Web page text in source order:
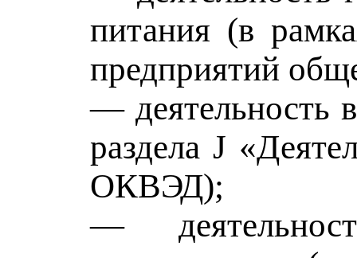
питания (в
предприятий
— деятельность
раздела J
ОКВЭД);
—